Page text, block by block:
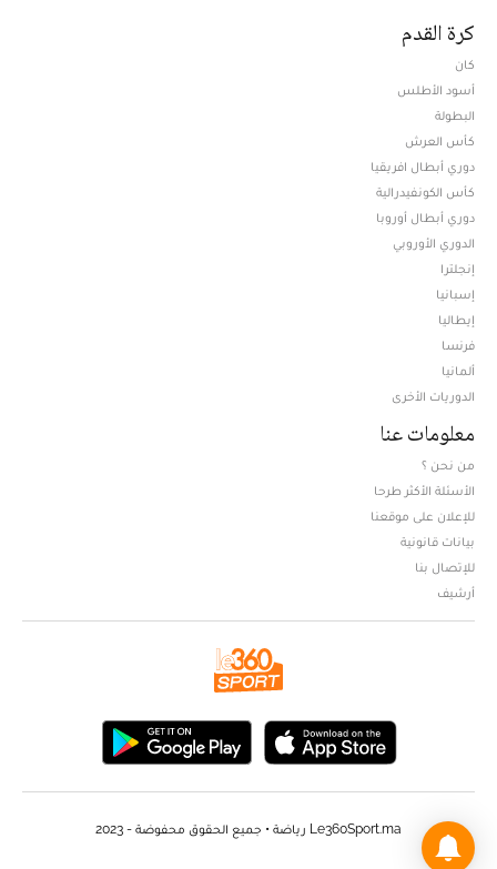
كرة القدم
كان
أسود الأطلس
البطولة
كأس العرش
دوري أبطال افريقيا
كأس الكونفيدرالية
دوري أبطال أوروبا
الدوري الأوروبي
إنجلترا
إسبانيا
إيطاليا
فرنسا
ألمانيا
الدوريات الأخرى
معلومات عنا
من نحن ؟
الأسئلة الأكثر طرحا
للإعلان على موقعنا
بيانات قانونية
للإتصال بنا
أرشيف
Le360Sport.ma رياضة • جميع الحقوق محفوضة - 2023